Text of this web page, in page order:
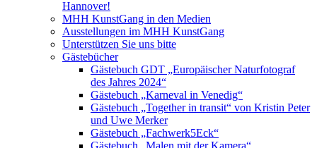
Hannover!
MHH KunstGang in den Medien
Ausstellungen im MHH KunstGang
Unterstützen Sie uns bitte
Gästebücher
Gästebuch GDT „Europäischer Naturfotograf
des Jahres 2024“
Gästebuch „Karneval in Venedig“
Gästebuch „Together in transit“ von Kristin Peter
und Uwe Merker
Gästebuch „Fachwerk5Eck“
Gästebuch „Malen mit der Kamera“